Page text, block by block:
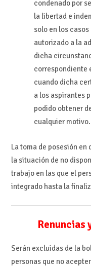
condenado por
la libertad e
solo en los
autorizado a la
dicha
correspondiente
cuando dicha
a los aspirantes
podido obtener
cualquier motivo.
La toma de posesión
la situación de no
trabajo en las que el
integrado hasta la
Renuncias
Serán excluidas de la
personas que no